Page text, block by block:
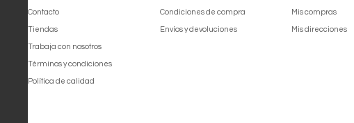
Contacto
Tiendas
Trabaja con nosotros
Términos y condiciones
Política de calidad
Condiciones de compra
Envíos y devoluciones
Mis compras
Mis direcciones